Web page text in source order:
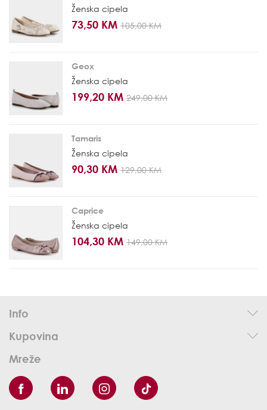
Ženska cipela
73,50 KM 105,00 KM
Geox
Ženska cipela
199,20 KM 249,00 KM
Tamaris
Ženska cipela
90,30 KM 129,00 KM
Caprice
Ženska cipela
104,30 KM 149,00 KM
Info
Kupovina
Mreže